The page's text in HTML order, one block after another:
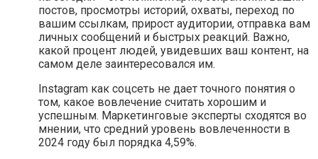
постов, просмотры историй, охваты, переход по
вашим ссылкам, прирост аудитории, отправка вам
личных сообщений и быстрых реакций. Важно,
какой процент людей, увидевших ваш контент, на
самом деле заинтересовался им.
Instagram как соцсеть не дает точного понятия о
том, какое вовлечение считать хорошим и
успешным. Маркетинговые эксперты сходятся во
мнении, что средний уровень вовлеченности в
2024 году был порядка 4,59%.